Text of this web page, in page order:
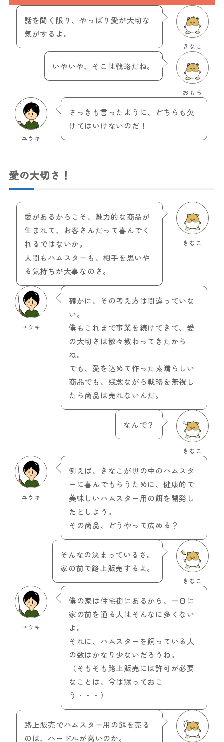
きなこ
話を聞く限り、やっぱり愛が大切な
気がするよ。
おもち
いやいや、そこは戦略だね。
ユウキ
さっきも言ったように、どちらも欠
けてはいけないのだ！
愛の大切さ！
きなこ
愛があるからこそ、魅力的な商品が
生まれて、お客さんだって喜んでく
れるではないか。
人間もハムスターも、相手を思いや
る気持ちが大事なのさ。
ユウキ
確かに、その考え方は間違っていな
い。
僕もこれまで事業を続けてきて、愛
の大切さは散々教わってきたから
ね。
でも、愛を込めて作った素晴らしい
商品でも、残念ながら戦略を無視し
たら商品は売れないんだ。
きなこ
なんで？
ユウキ
例えば、きなこが世の中のハムスタ
ーに喜んでもらうために、健康的で
美味しいハムスター用の餌を開発し
たとしよう。
その商品、どうやって広める？
きなこ
そんなの決まっているさ。
家の前で路上販売するよ。
ユウキ
僕の家は住宅街にあるから、一日に
家の前を通る人はそんなに多くない
よ。
それに、ハムスターを飼っている人
の数はかなり少ないだろうね。
（そもそも路上販売には許可が必要
なことは、今は黙っておこ
う・・・）
路上販売でハムスター用の餌を売る
のは、ハードルが高いのか。